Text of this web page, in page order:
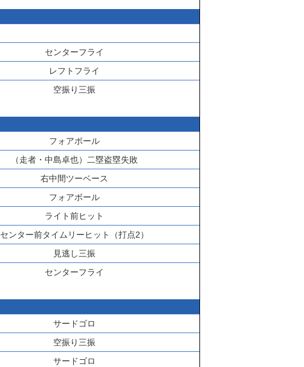
センターフライ
レフトフライ
空振り三振
フォアボール
（走者・ 中島卓也）二塁盗塁失敗
右中間ツーベース
フォアボール
ライト前ヒット
センター前タイムリーヒット（打点2）
見逃し三振
センターフライ
サードゴロ
空振り三振
サードゴロ